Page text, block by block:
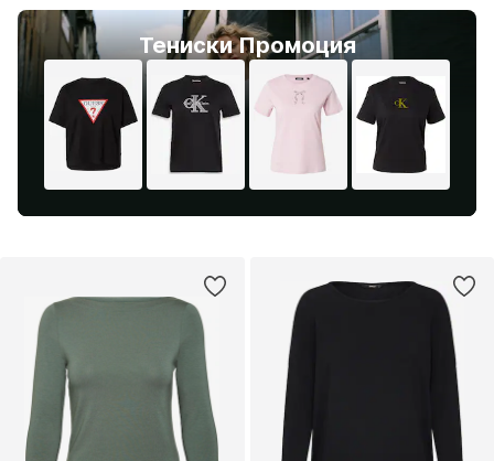
Тениски Промоция